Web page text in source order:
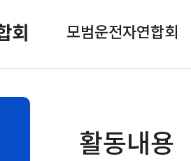
모범운전자연합회
활동내용